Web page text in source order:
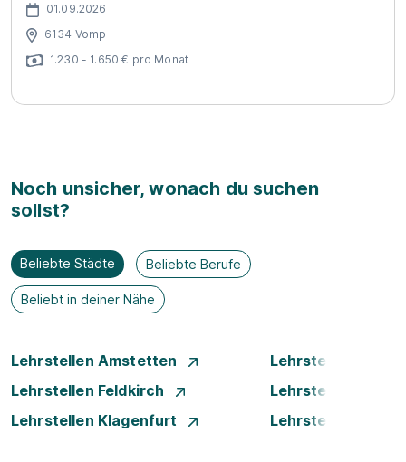
01.09.2026
6134 Vomp
1.230 - 1.650 € pro Monat
Noch unsicher, wonach du suchen
sollst?
Beliebte Städte Beliebte Berufe
Beliebt in deiner Nähe
Lehrstellen Amstetten
Lehrstellen
Lehrstellen Feldkirch
Lehrstellen Graz
Lehrstellen Klagenfurt
Lehrstellen